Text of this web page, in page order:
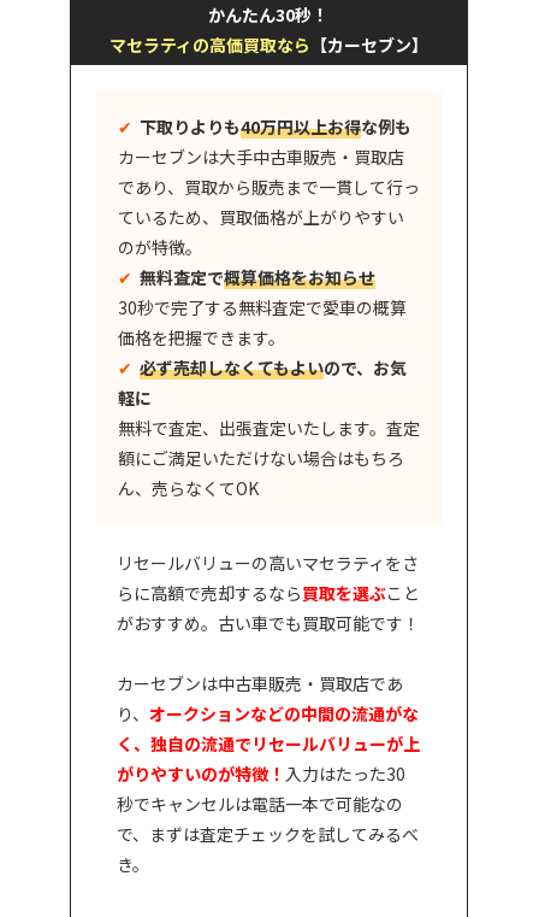
かんたん30秒！
マセラティの高価買取なら 【カーセブン】
✔︎ 下取りよりも40万円以上お得な例も
カーセブンは大手中古車販売・買取店
であり、買取から販売まで一貫して行っ
ているため、買取価格が上がりやすい
のが特徴。
✔︎ 無料査定で概算価格をお知らせ
30秒で完了する無料査定で愛車の概算
価格を把握できます。
✔︎ 必ず売却しなくてもよいので、お気
軽に
無料で査定、出張査定いたします。査定
額にご満足いただけない場合はもちろ
ん、売らなくてOK
リセールバリューの高いマセラティをさ
らに高額で売却するなら買取を選ぶこと
がおすすめ。古い車でも買取可能です！
カーセブンは中古車販売・買取店であ
り、 オークションなどの中間の流通がな
く、独自の流通でリセールバリューが上
がりやすいのが特徴！ 入力はたった30
秒でキャンセルは電話一本で可能なの
で、まずは査定チェックを試してみるべ
き。